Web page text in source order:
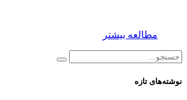
مطالعه بیشتر
نوشته‌های تازه